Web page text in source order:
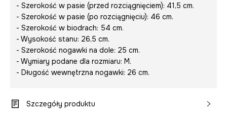
- Szerokość w pasie (przed rozciągnięciem): 41,5 cm.
- Szerokość w pasie (po rozciągnięciu): 46 cm.
- Szerokość w biodrach: 54 cm.
- Wysokość stanu: 26,5 cm.
- Szerokość nogawki na dole: 25 cm.
- Wymiary podane dla rozmiaru: M.
- Długość wewnętrzna nogawki: 26 cm.
Szczegóły produktu